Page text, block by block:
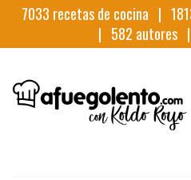
7033 recetas de cocina |
| 582 autores |